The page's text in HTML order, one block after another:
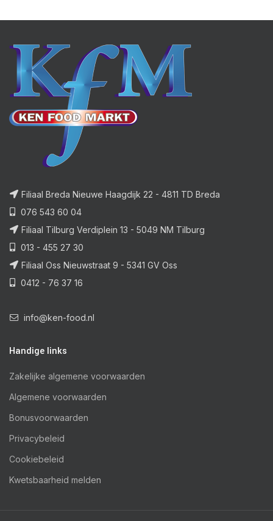
Filiaal Breda Nieuwe Haagdijk 22 - 4811 TD Breda
076 543 60 04
Filiaal Tilburg Verdiplein 13 - 5049 NM Tilburg
013 - 455 27 30
Filiaal Oss Nieuwstraat 9 - 5341 GV Oss
0412 - 76 37 16
info@ken-food.nl
Handige links
Zakelijke algemene voorwaarden
Algemene voorwaarden
Bonusvoorwaarden
Privacybeleid
Cookiebeleid
Kwetsbaarheid melden